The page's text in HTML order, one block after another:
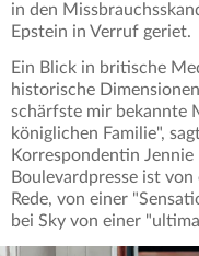
in den
Epstein in Verruf geriet.
Ein Blick in britische
historische
schärfste mir bekannte
königlichen Familie",
Korrespondentin Jennie
Boulevardpresse ist
Rede, von einer
bei Sky von einer